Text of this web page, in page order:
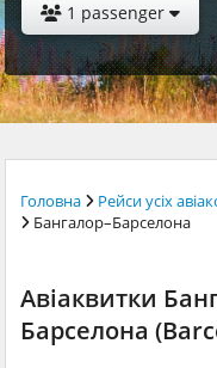
1 passenger
Головна Рейси усіх
Бангалор–Барселона
Авіаквитки
Барселона